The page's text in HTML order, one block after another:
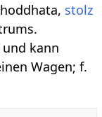
stolz
kann
Wagen; f.